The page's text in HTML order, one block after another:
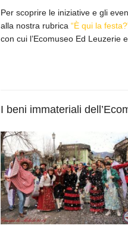
Per scoprire le iniziative e gli
alla nostra rubrica “È qui la
con cui l’Ecomuseo Ed Leuzerie
I beni immateriali